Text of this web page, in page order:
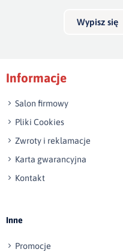
Wyślij opinię
Wypisz się
Informacje
Salon firmowy
Pliki Cookies
Zwroty i reklamacje
Karta gwarancyjna
Kontakt
Inne
Promocje